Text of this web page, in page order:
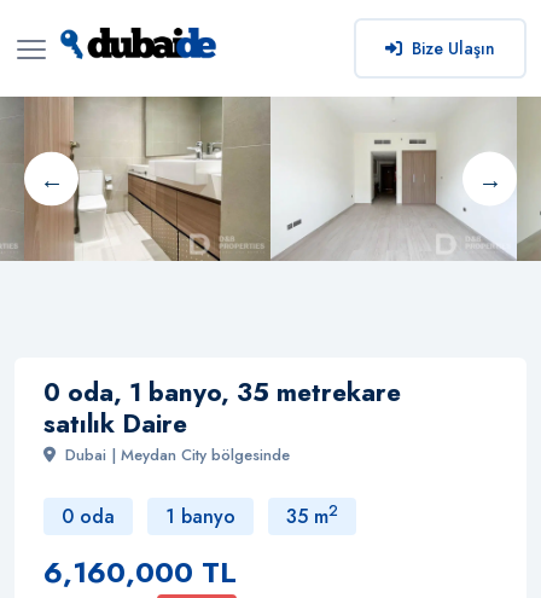
Bize Ulaşın
0 oda, 1 banyo, 35 metrekare
satılık Daire
Dubai | Meydan City bölgesinde
0 oda 1 banyo 35 m2
6,160,000 TL